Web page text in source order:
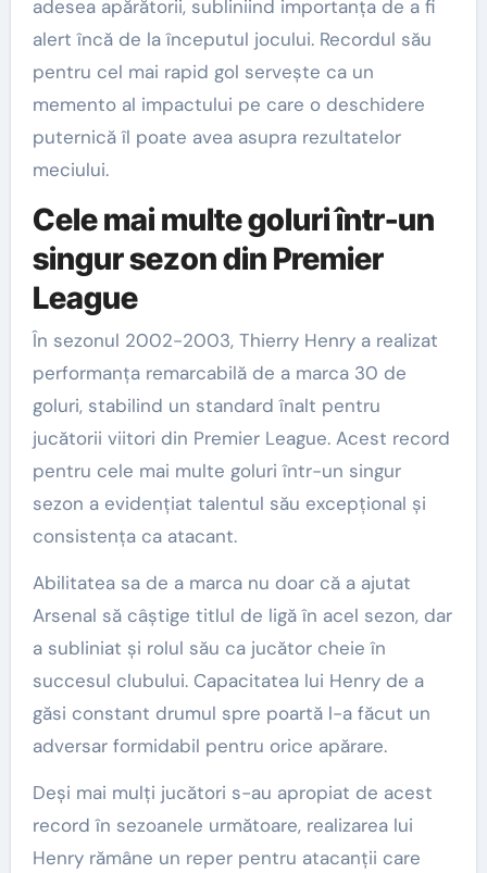
adesea apărătorii, subliniind importanța de a fi
alert încă de la începutul jocului. Recordul său
pentru cel mai rapid gol servește ca un
memento al impactului pe care o deschidere
puternică îl poate avea asupra rezultatelor
meciului.
Cele mai multe goluri într-un
singur sezon din Premier
League
În sezonul 2002-2003, Thierry Henry a realizat
performanța remarcabilă de a marca 30 de
goluri, stabilind un standard înalt pentru
jucătorii viitori din Premier League. Acest record
pentru cele mai multe goluri într-un singur
sezon a evidențiat talentul său excepțional și
consistența ca atacant.
Abilitatea sa de a marca nu doar că a ajutat
Arsenal să câștige titlul de ligă în acel sezon, dar
a subliniat și rolul său ca jucător cheie în
succesul clubului. Capacitatea lui Henry de a
găsi constant drumul spre poartă l-a făcut un
adversar formidabil pentru orice apărare.
Deși mai mulți jucători s-au apropiat de acest
record în sezoanele următoare, realizarea lui
Henry rămâne un reper pentru atacanții care